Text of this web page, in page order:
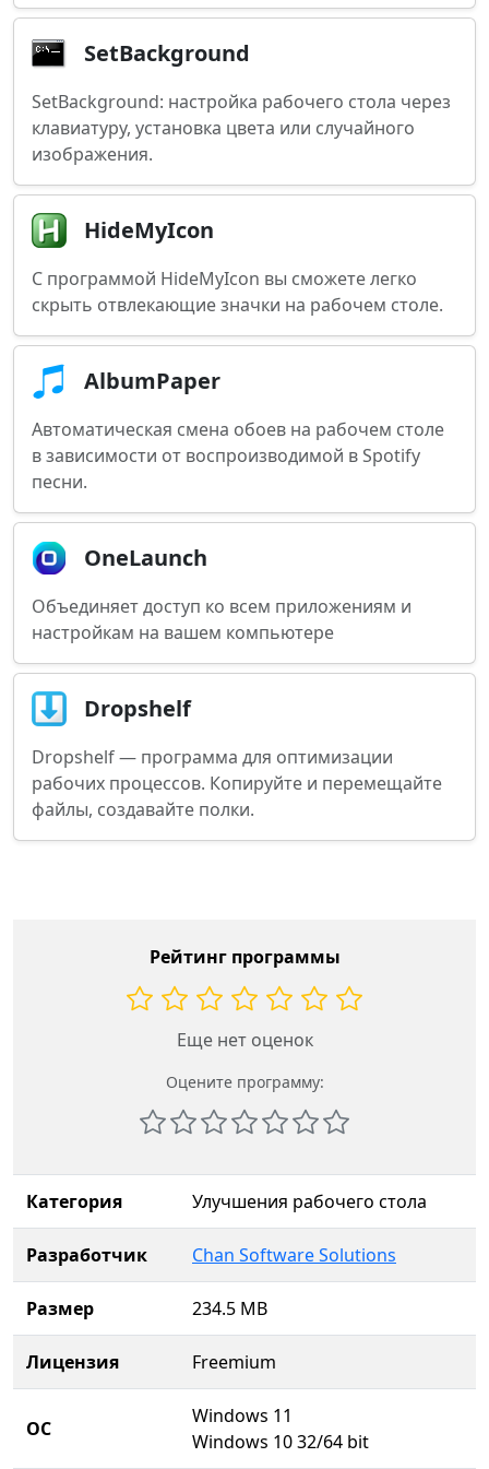
SetBackground
SetBackground: настройка рабочего стола через
клавиатуру, установка цвета или случайного
изображения.
HideMyIcon
С программой HideMyIcon вы сможете легко
скрыть отвлекающие значки на рабочем столе.
AlbumPaper
Автоматическая смена обоев на рабочем столе
в зависимости от воспроизводимой в Spotify
песни.
OneLaunch
Объединяет доступ ко всем приложениям и
настройкам на вашем компьютере
Dropshelf
Dropshelf — программа для оптимизации
рабочих процессов. Копируйте и перемещайте
файлы, создавайте полки.
Рейтинг программы
Еще нет оценок
Оцените программу:
Категория Улучшения рабочего стола
Разработчик Chan Software Solutions
Размер 234.5 MB
Лицензия Freemium
ОС
Windows 11
Windows 10 32/64 bit